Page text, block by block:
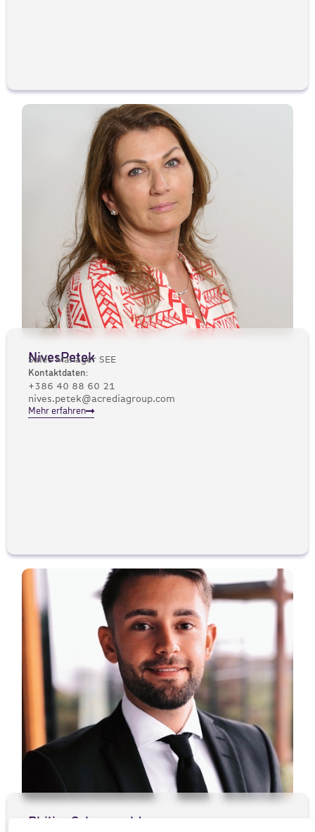
NivesPetek
Sales Manager SEE
Kontaktdaten:
+386 40 88 60 21
nives.petek@acrediagroup.com
Mehr erfahren
Philipp Schosswald